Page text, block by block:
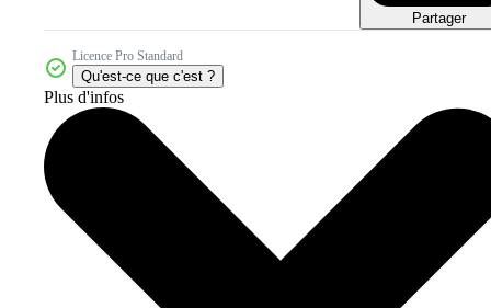
Partager
Licence Pro Standard
Qu'est-ce que c'est ?
Plus d'infos